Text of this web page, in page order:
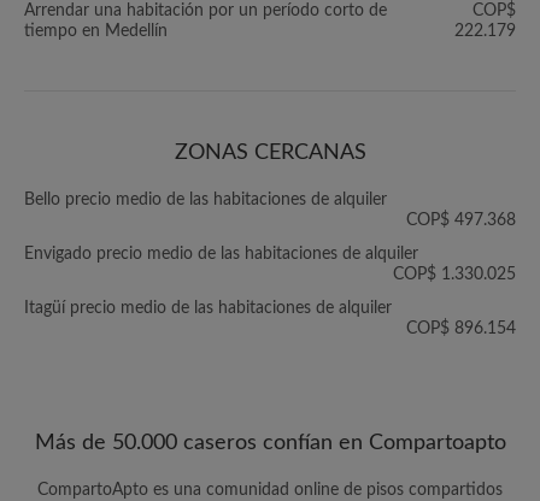
Arrendar una habitación por un período corto de
tiempo en Medellín
COP$
222.179
ZONAS CERCANAS
Bello precio medio de las habitaciones de alquiler
COP$ 497.368
Envigado precio medio de las habitaciones de alquiler
COP$ 1.330.025
Itagüí precio medio de las habitaciones de alquiler
COP$ 896.154
Más de 50.000 caseros confían en Compartoapto
CompartoApto es una comunidad online de pisos compartidos